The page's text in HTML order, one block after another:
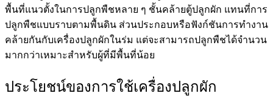
พื้นที่แนวตั้งในการปลูกพืชหลาย ๆ ชั้นคล้ายตู้ปลูกผัก แทนที่การ
ปลูกพืชแบบราบตามพื้นดิน ส่วนประกอบหรือฟังก์ชันการทำงาน
คล้ายกันกับเครื่องปลูกผักในร่ม แต่จะสามารถปลูกพืชได้จำนวน
มากกว่าเหมาะสำหรับผู้ที่มีพื้นที่น้อย
ประโยชน์ของการใช้เครื่องปลูกผัก